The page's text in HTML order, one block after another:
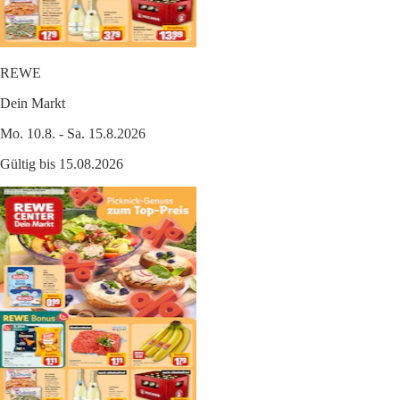
REWE
Dein Markt
Mo. 10.8. - Sa. 15.8.2026
Gültig bis 15.08.2026